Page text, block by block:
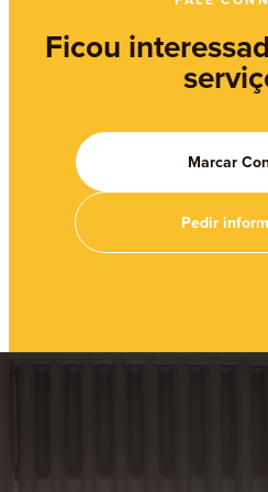
Ficou
Marcar
Pedir